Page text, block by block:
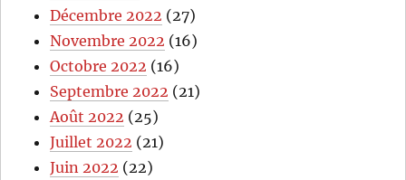
Décembre 2022 (27)
Novembre 2022 (16)
Octobre 2022 (16)
Septembre 2022 (21)
Août 2022 (25)
Juillet 2022 (21)
Juin 2022 (22)